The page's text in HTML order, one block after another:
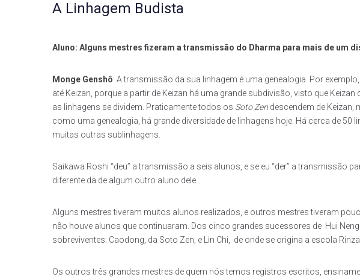
A Linhagem Budista
Aluno: Alguns mestres fizeram a transmissão do Dharma para mais de um
Monge Genshô: A transmissão da sua linhagem é uma genealogia. Por
até Keizan, porque a partir de Keizan há uma grande subdivisão, visto que
as linhagens se dividem. Praticamente todos os Soto Zen descendem de
como uma genealogia, há grande diversidade de linhagens hoje. Há cerca de 50
muitas outras sublinhagens.
Saikawa Roshi “deu” a transmissão a seis alunos, e se eu “der” a transmissão
diferente da de algum outro aluno dele.
Alguns mestres tiveram muitos alunos realizados, e outros mestres tiveram
não houve alunos que continuaram. Dos cinco grandes sucessores de Hui
sobreviventes: Caodong, da Soto Zen, e Lin Chi, de onde se origina a escola
Os outros três grandes mestres de quem nós temos registros escritos,